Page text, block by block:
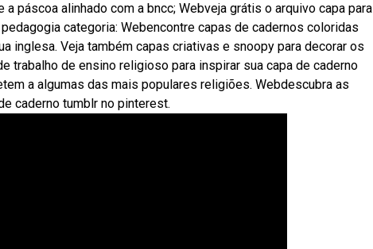
páscoa alinhado com a bncc; Webveja grátis o arquivo capa para
categoria: Webencontre capas de cadernos coloridas
inglesa. Veja também capas criativas e snoopy para decorar os
trabalho de ensino religioso para inspirar sua capa de caderno
a algumas das mais populares religiões. Webdescubra as
caderno tumblr no pinterest.